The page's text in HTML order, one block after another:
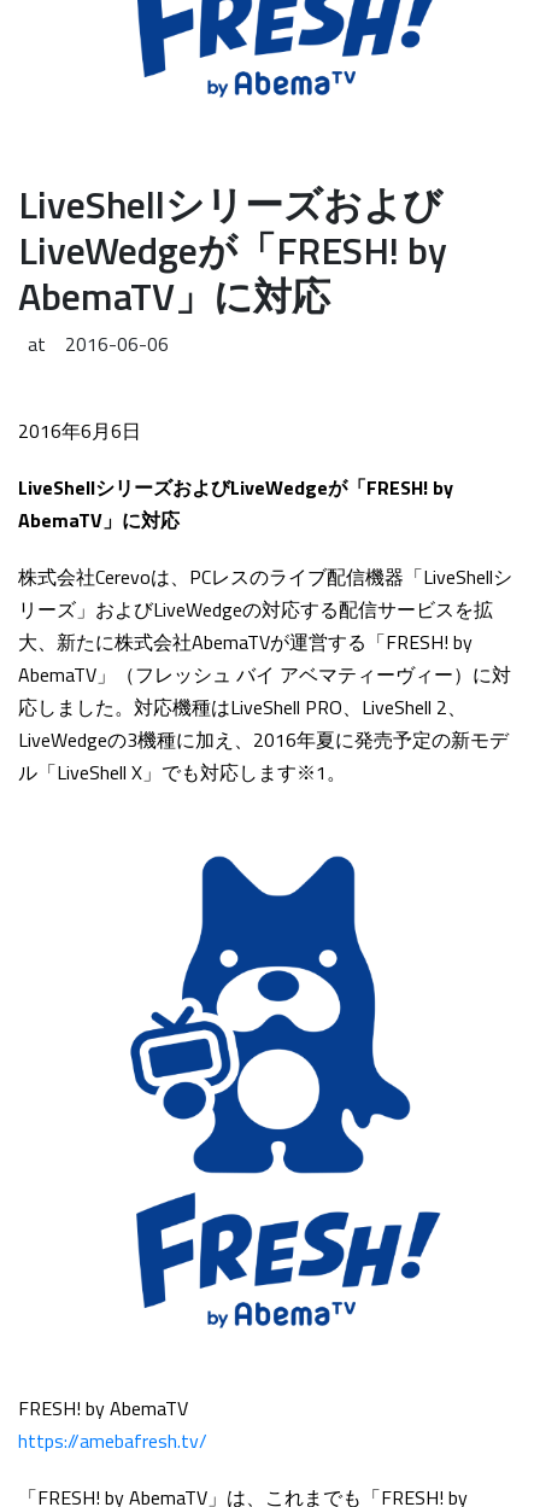
LiveShellシリーズおよび
LiveWedgeが「FRESH! by
AbemaTV」に対応
at 2016-06-06
2016年6月6日
LiveShellシリーズおよびLiveWedgeが「FRESH! by
AbemaTV」に対応
株式会社Cerevoは、PCレスのライブ配信機器「LiveShellシ
リーズ」およびLiveWedgeの対応する配信サービスを拡
大、新たに株式会社AbemaTVが運営する「FRESH! by
AbemaTV」（フレッシュ バイ アベマティーヴィー）に対
応しました。対応機種はLiveShell PRO、LiveShell 2、
LiveWedgeの3機種に加え、2016年夏に発売予定の新モデ
ル「LiveShell X」でも対応します※1。
FRESH! by AbemaTV
https://amebafresh.tv/
「FRESH! by AbemaTV」は、これまでも「FRESH! by